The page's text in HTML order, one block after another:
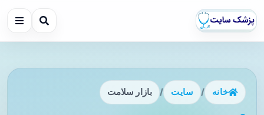
خانه / سایت / بازار سلامت